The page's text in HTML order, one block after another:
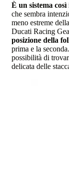
È un sistema
che sembra
meno estreme della
Ducati Racing
posizione della
prima e la
possibilità di
delicata delle